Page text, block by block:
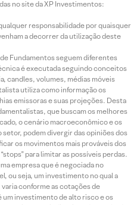
no site da XP Investimentos:
responsabilidade por quaisquer
a decorrer da utilização deste
de Fundamentos seguem diferentes
é executada seguindo conceitos
candles, volumes, médias móveis
utiliza como informação os
emissoras e suas projeções. Desta
que buscam os melhores
o cenário macroeconômico e os
podem divergir das opiniões dos
os movimentos mais prováveis dos
para limitar as possíveis perdas.
empresa que é negociada no
ou seja, um investimento no qual a
conforme as cotações de
um investimento de alto risco e os